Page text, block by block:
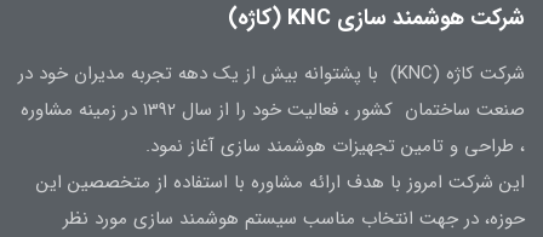
شرکت هوشمند سازی KNC (کاژه)
شرکت کاژه (KNC) با پشتوانه بیش از یک دهه تجربه مدیران خود در
صنعت ساختمان کشور ، فعالیت خود را از سال 1392 در زمینه مشاوره
، طراحی و تامین تجهیزات هوشمند سازی آغاز نمود.
این شرکت امروز با هدف ارائه مشاوره با استفاده از متخصصین این
حوزه، در جهت انتخاب مناسب سیستم هوشمند سازی مورد نظر